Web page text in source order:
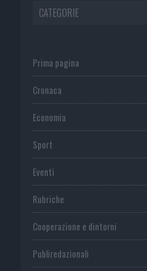
CATEGORIE
Prima pagina
Cronaca
Economia
Sport
Eventi
Rubriche
Cooperazione e dintorni
Publiredazionali